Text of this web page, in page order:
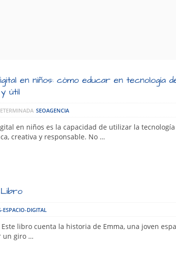
en niños: cómo educar en tecnología
útil
SEOAGENCIA
en niños es la capacidad de utilizar la
creativa y responsable. No …
Libro
ESPACIO-DIGITAL
Este libro cuenta la historia de Emma, una joven
un giro …